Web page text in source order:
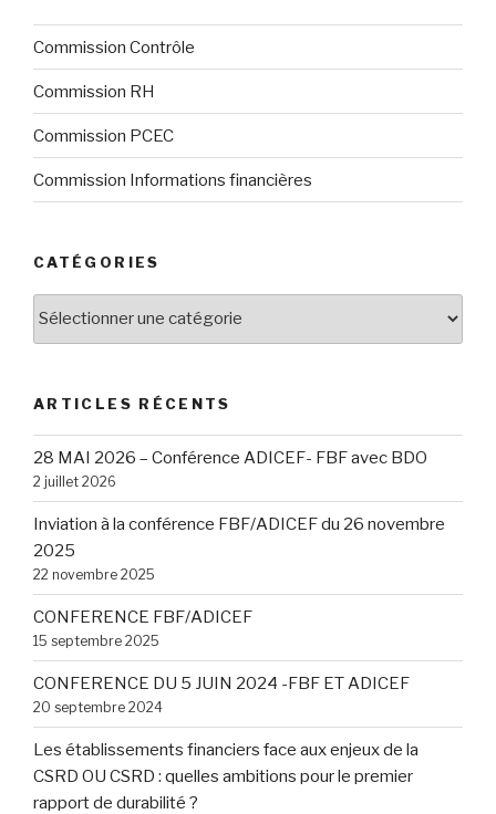
Commission Contrôle
Commission RH
Commission PCEC
Commission Informations financières
CATÉGORIES
Catégories
ARTICLES RÉCENTS
28 MAI 2026 – Conférence ADICEF- FBF avec BDO
2 juillet 2026
Inviation à la conférence FBF/ADICEF du 26 novembre
2025
22 novembre 2025
CONFERENCE FBF/ADICEF
15 septembre 2025
CONFERENCE DU 5 JUIN 2024 -FBF ET ADICEF
20 septembre 2024
Les établissements financiers face aux enjeux de la
CSRD OU CSRD : quelles ambitions pour le premier
rapport de durabilité ?